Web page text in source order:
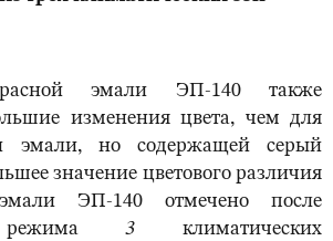
эмали ЭП-140 также
изменения цвета, чем для
эмали, но содержащей серый
значение цветового различия
ЭП-140 отмечено после
режима3 климатических